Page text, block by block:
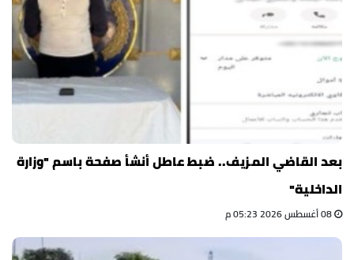
بعد القاضي المزيف.. ضبط عاطل أنشأ صفحة باسم "وزارة
الداخلية"